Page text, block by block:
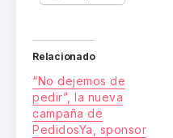
Relacionado
“No dejemos de
pedir”, la nueva
campaña de
PedidosYa, sponsor